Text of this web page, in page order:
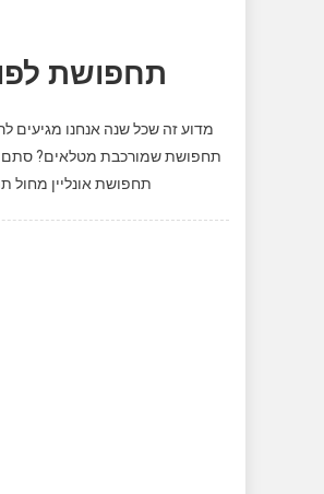
תחפושת
מדוע זה שכל שנה אנחנו מגיעים
תחפושת אונליין מחול